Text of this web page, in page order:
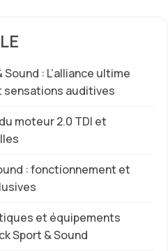
Sound : L’alliance ultime
auditives
moteur 2.0 TDI et
: fonctionnement et
et équipements
Sport & Sound